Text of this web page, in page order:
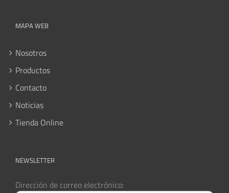
MAPA WEB
Nosotros
Productos
Contacto
Noticias
Tienda Online
NEWSLETTER
Dirección de correo electrónico: